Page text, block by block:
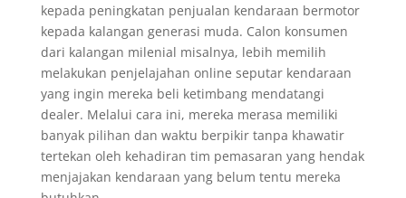
kepada peningkatan penjualan kendaraan bermotor
kepada kalangan generasi muda. Calon konsumen
dari kalangan milenial misalnya, lebih memilih
melakukan penjelajahan online seputar kendaraan
yang ingin mereka beli ketimbang mendatangi
dealer. Melalui cara ini, mereka merasa memiliki
banyak pilihan dan waktu berpikir tanpa khawatir
tertekan oleh kehadiran tim pemasaran yang hendak
menjajakan kendaraan yang belum tentu mereka